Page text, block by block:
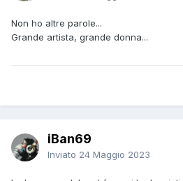
Non ho altre parole...
Grande artista, grande donna...
iBan69
Inviato 24 Maggio 2023